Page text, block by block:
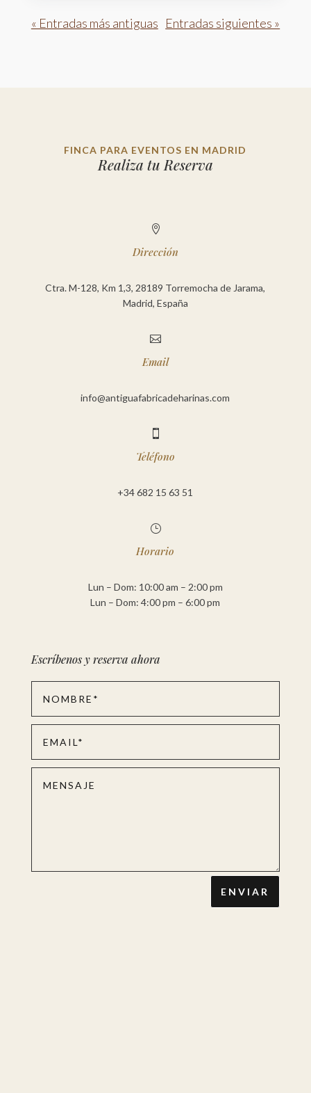
« Entradas más antiguas Entradas siguientes »
FINCA PARA EVENTOS EN MADRID
Realiza tu Reserva

Dirección
Ctra. M-128, Km 1,3, 28189 Torremocha de Jarama,
Madrid, España

Email
info@antiguafabricadeharinas.com

Teléfono
+34 682 15 63 51
}
Horario
Lun – Dom: 10:00 am – 2:00 pm
Lun – Dom: 4:00 pm – 6:00 pm
Escríbenos y reserva ahora
ENVIAR